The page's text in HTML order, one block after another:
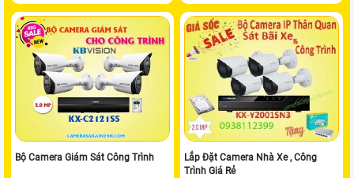
Bộ Camera Giám Sát Công Trình
Lắp Đặt Camera Nhà Xe , Công
Trình Giá Rẻ